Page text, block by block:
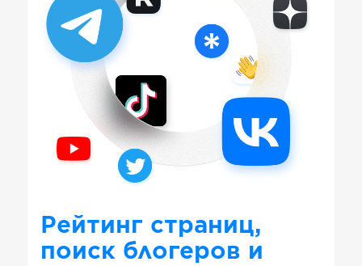
Рейтинг страниц,
поиск блогеров и